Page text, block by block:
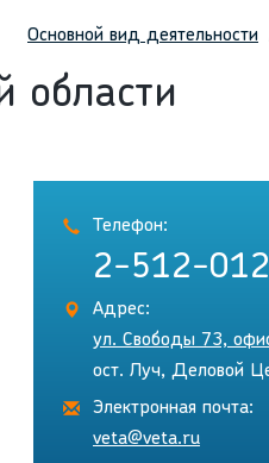
Основной вид деятельности
области
Телефон:
2-512-012
Адрес:
ул. Свободы 73,
ост. Луч, Деловой
Электронная почта:
veta@veta.ru